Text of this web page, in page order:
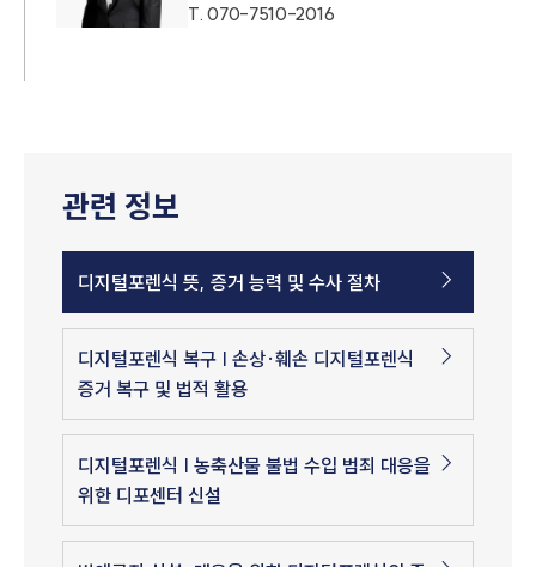
T.070-7510-2016
관련 정보
디지털포렌식 뜻, 증거 능력 및 수사 절차
디지털포렌식 복구 | 손상·훼손 디지털포렌식
증거 복구 및 법적 활용
디지털포렌식 | 농축산물 불법 수입 범죄 대응을
위한 디포센터 신설